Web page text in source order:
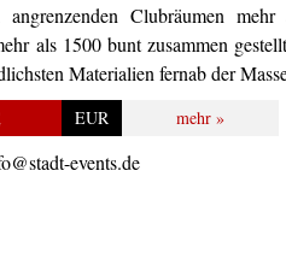
Clubräumen
als 1500 bunt zusammen
Materialien fernab der
EUR mehr »
events.de